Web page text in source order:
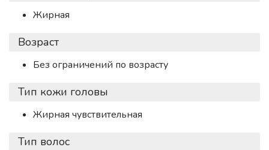
Жирная
Возраст
Без ограничений по возрасту
Тип кожи головы
Жирная чувствительная
Тип волос